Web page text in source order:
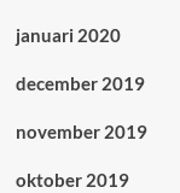
januari 2020
december 2019
november 2019
oktober 2019